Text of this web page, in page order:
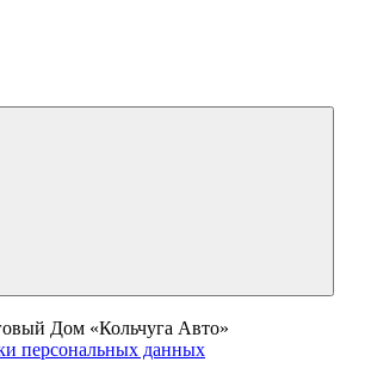
Дом «Кольчуга Авто»
персональных данных